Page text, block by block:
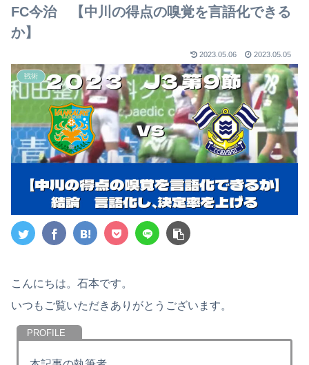
FC今治 【中川の得点の嗅覚を言語化できる
か】
2023.05.06 2023.05.05
戦術
こんにちは。石本です。
いつもご覧いただきありがとうございます。